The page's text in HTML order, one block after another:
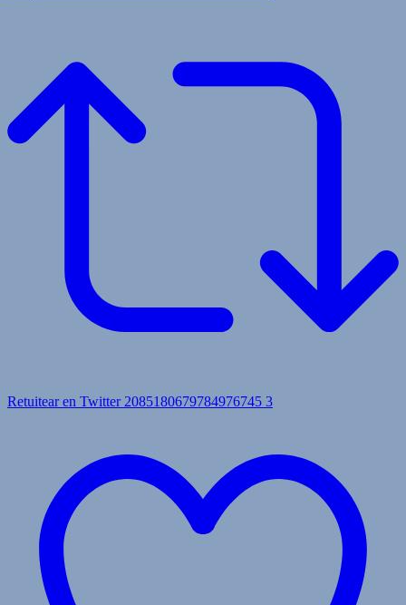
Retuitear en Twitter 2085180679784976745 3